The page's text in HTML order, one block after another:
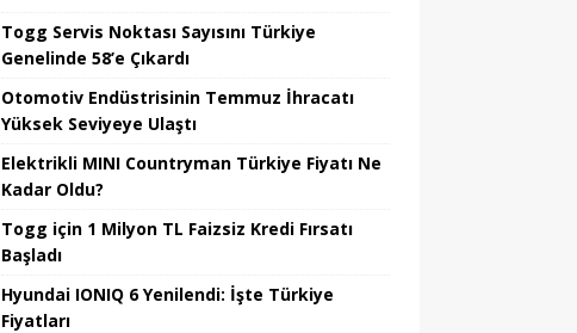
Togg Servis Noktası Sayısını Türkiye
Genelinde 58’e Çıkardı
Otomotiv Endüstrisinin Temmuz İhracatı
Yüksek Seviyeye Ulaştı
Elektrikli MINI Countryman Türkiye Fiyatı Ne
Kadar Oldu?
Togg için 1 Milyon TL Faizsiz Kredi Fırsatı
Başladı
Hyundai IONIQ 6 Yenilendi: İşte Türkiye
Fiyatları